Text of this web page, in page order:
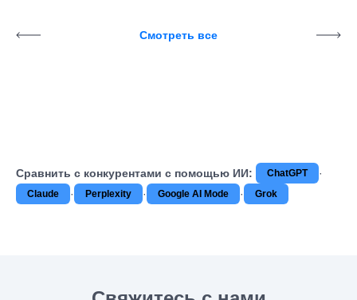
Смотреть все
Сравнить с конкурентами с помощью ИИ: ChatGPT ·
Claude · Perplexity · Google AI Mode · Grok